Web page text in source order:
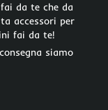
da te che da
accessori per
fai da te!
siamo